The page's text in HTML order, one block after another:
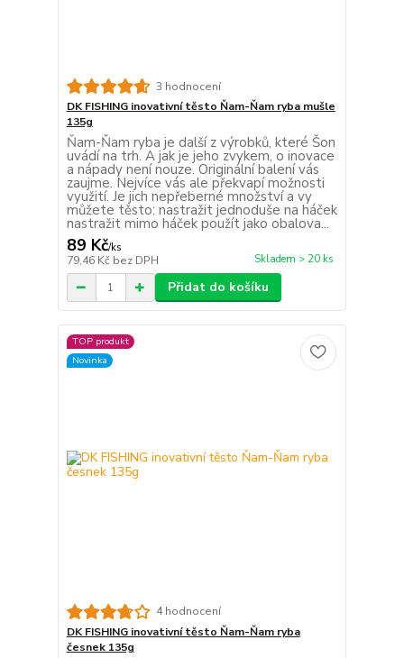
3 hodnocení
DK FISHING inovativní těsto Ňam-Ňam ryba mušle
135g
Ňam-Ňam ryba je další z výrobků, které Šon
uvádí na trh. A jak je jeho zvykem, o inovace
a nápady není nouze. Originální balení vás
zaujme. Nejvíce vás ale překvapí možnosti
využití. Je jich nepřeberné množství a vy
můžete těsto: nastražit jednoduše na háček
nastražit mimo háček použít jako obalova...
89 Kč/ks
79,46 Kč bez DPH Skladem > 20 ks
Přidat do košíku
TOP produkt
Novinka
4 hodnocení
DK FISHING inovativní těsto Ňam-Ňam ryba
česnek 135g